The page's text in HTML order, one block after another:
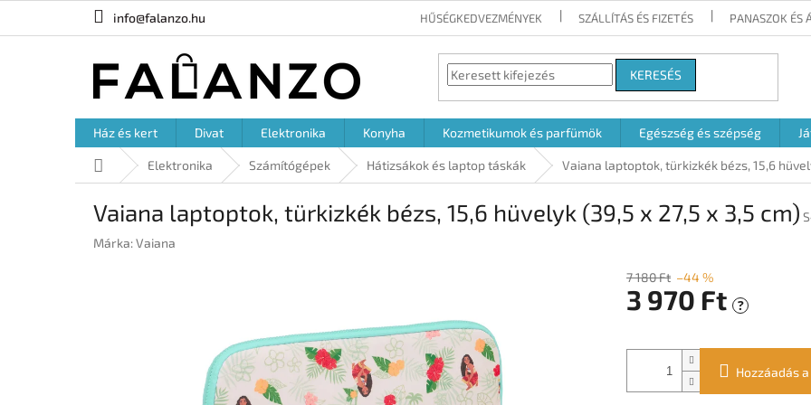
info@falanzo.hu HŰSÉGKEDVEZMÉNYEK SZÁLLÍTÁS ÉS FIZETÉS PANASZOK ÉS
KERESÉS
Ház és kert Divat Elektronika Konyha Kozmetikumok és parfümök Egészség és szépség
KezdőlapElektronika Számítógépek Hátizsákok és laptop táskák Vaiana laptoptok, türkizkék bézs, 15,6
Vaiana laptoptok, türkizkék bézs, 15,6 hüvelyk (39,5 x 27,5 x 3,5 cm)
Márka:Vaiana
7 180 Ft –44 %
3 970 Ft ?
Hozzáadás